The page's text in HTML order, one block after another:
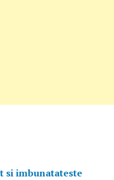
si imbunatateste